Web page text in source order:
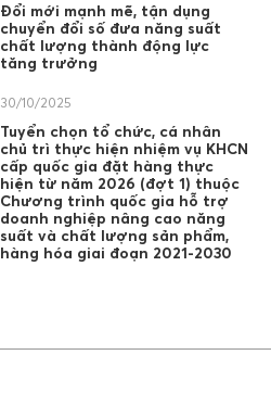
Đổi mới mạnh mẽ, tận dụng
chuyển đổi số đưa năng suất
chất lượng thành động lực
tăng trưởng
30/10/2025
Tuyển chọn tổ chức, cá nhân
chủ trì thực hiện nhiệm vụ KHCN
cấp quốc gia đặt hàng thực
hiện từ năm 2026 (đợt 1) thuộc
Chương trình quốc gia hỗ trợ
doanh nghiệp nâng cao năng
suất và chất lượng sản phẩm,
hàng hóa giai đoạn 2021-2030